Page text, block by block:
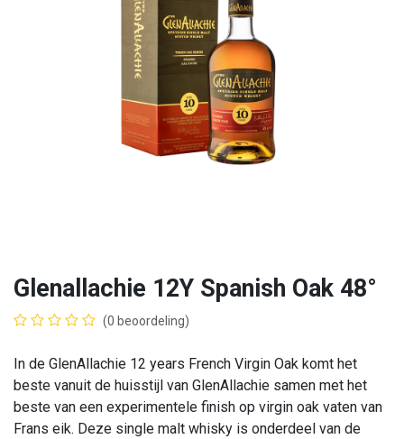
Glenallachie 12Y Spanish Oak 48°
(0 beoordeling)
In de GlenAllachie 12 years French Virgin Oak komt het
beste vanuit de huisstijl van GlenAllachie samen met het
beste van een experimentele finish op virgin oak vaten van
Frans eik. Deze single malt whisky is onderdeel van de